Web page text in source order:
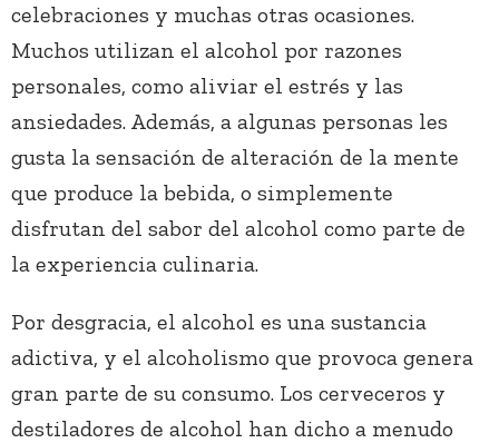
celebraciones y muchas otras ocasiones.
Muchos utilizan el alcohol por razones
personales, como aliviar el estrés y las
ansiedades. Además, a algunas personas les
gusta la sensación de alteración de la mente
que produce la bebida, o simplemente
disfrutan del sabor del alcohol como parte de
la experiencia culinaria.
Por desgracia, el alcohol es una sustancia
adictiva, y el alcoholismo que provoca genera
gran parte de su consumo. Los cerveceros y
destiladores de alcohol han dicho a menudo